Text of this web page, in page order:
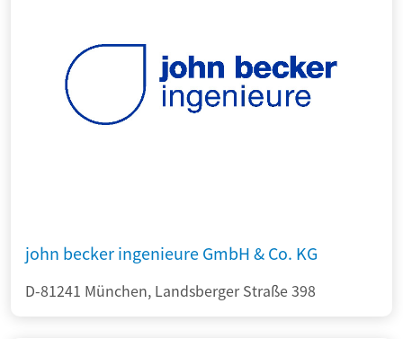
john becker ingenieure GmbH & Co. KG
D-81241 München, Landsberger Straße 398